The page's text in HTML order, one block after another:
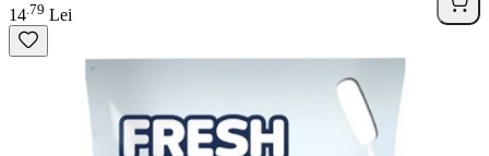
14 79 Lei